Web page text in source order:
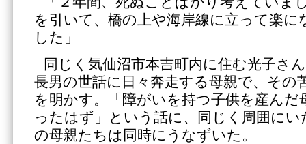
を引いて、橋の上や海岸線に立って楽
した」
同じく気仙沼市本吉町内に住む光子さ
長男の世話に日々奔走する母親で、その
を明かす。「障がいを持つ子供を産んだ
ったはず」という話に、同じく周囲に
の母親たちは同時にうなずいた。